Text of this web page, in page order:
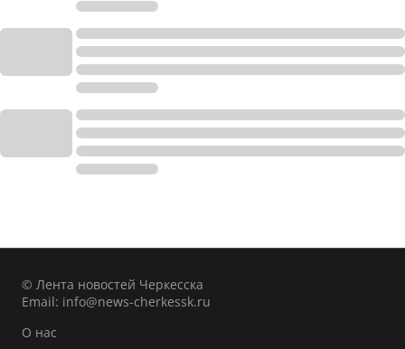
© Лента новостей Черкесска
Email: info@news-cherkessk.ru
О нас